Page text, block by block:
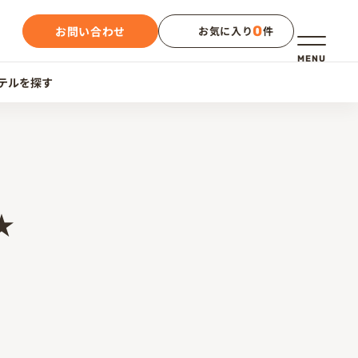
メニュー
MENU
お問い合わせ お気に入り0件
ルを探す